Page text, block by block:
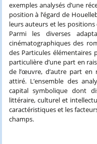
exemples analysés d’une
position à l’égard de
leurs auteurs et les
Parmi les diverses
cinématographiques des
des Particules élémentaires
particulière d’une part en
de l’œuvre, d’autre part en
attiré. L’ensemble des
capital symbolique dont
littéraire, culturel et
caractéristiques et les
champs.